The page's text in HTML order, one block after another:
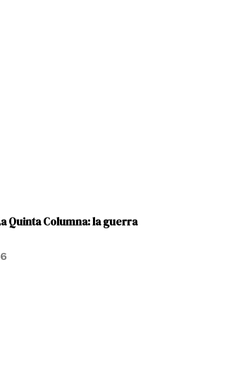
Quinta Columna: la guerra